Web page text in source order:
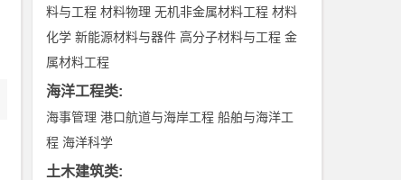
料与工程 材料物理 无机非金属材料工程 材料
化学 新能源材料与器件 高分子材料与工程 金
属材料工程
海洋工程类:
海事管理 港口航道与海岸工程 船舶与海洋工
程 海洋科学
土木建筑类: